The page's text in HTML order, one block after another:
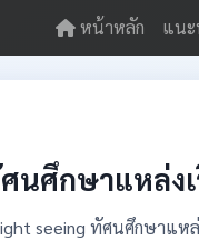
หน้าหลัก แน
นศึกษาแหล่ง
seeing ทัศนศึกษาแห